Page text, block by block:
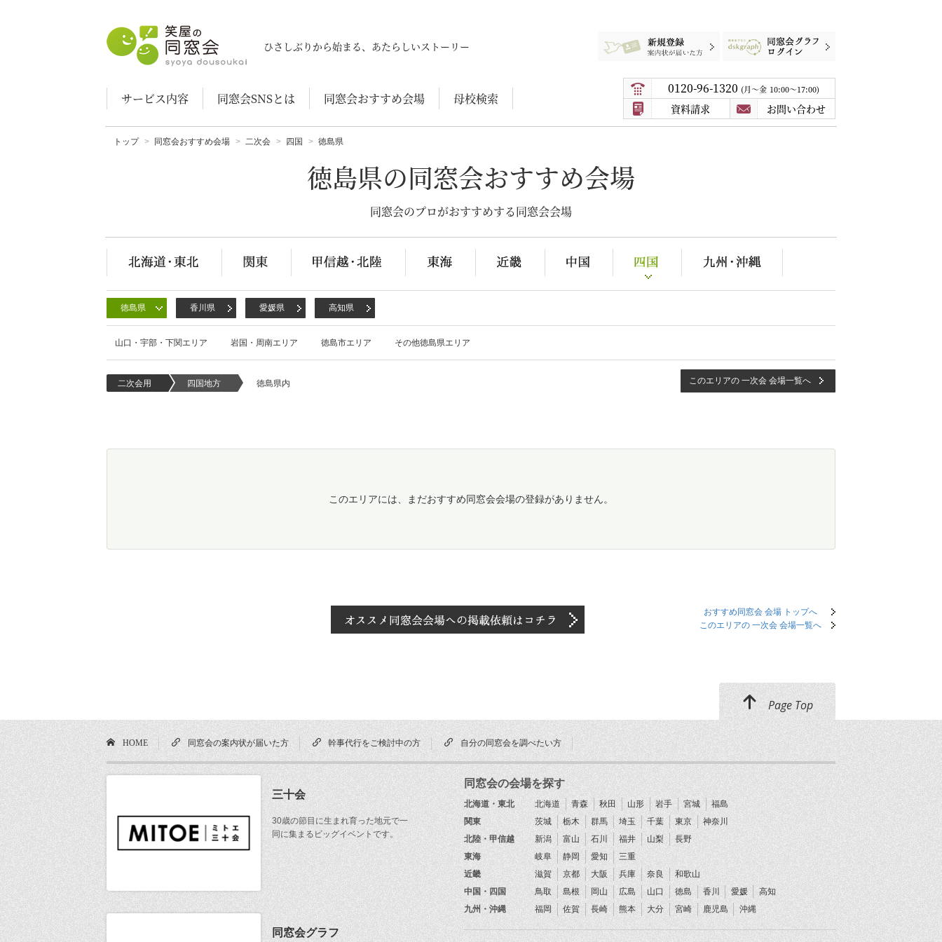
笑屋の同窓会
ひさしぶりから始まる、あたらしいストーリー
案内状が届いた方 同窓会グラフログイン
サービス内容 同窓会SNSとは 同窓会おすすめ会場 母校検索
0120-96-1320 月〜金 10:00～17:00
資料請求 お問い合わせ
トップ 同窓会おすすめ会場 二次会 四国 徳島県
徳島県の同窓会おすすめ会場
同窓会のプロがおすすめする同窓会会場
徳島県 香川県 愛媛県 高知県
山口・宇部・下関エリア 岩国・周南エリア 徳島市エリア その他徳島県エリア
二次会用 四国地方 徳島県内 このエリアの 一次会 会場一覧へ
このエリアには、まだおすすめ同窓会会場の登録がありません。
おすすめ同窓会 会場 トップへ
このエリアの 一次会 会場一覧へ
Page Top
HOME 同窓会の案内状が届いた方 幹事代行をご検討中の方 自分の同窓会を調べたい方
三十会
30歳の節目に生まれ育った地元で一
同に集まるビッグイベントです。
同窓会グラフ
同窓会の会場を探す
北海道・東北 北海道 青森 秋田 山形 岩手 宮城
福島
関東
茨城 栃木 群馬 埼玉 千葉 東京
神奈川
北陸・甲信越
新潟 富山 石川 福井 山梨
長野
東海
岐阜 静岡 愛知
三重
近畿
滋賀 京都 大阪 兵庫 奈良
和歌山
中国・四国
鳥取 島根 岡山 広島 山口 徳島 香川 愛媛
高知
九州・沖縄
福岡 佐賀 長崎 熊本 大分 宮崎 鹿児島 沖縄